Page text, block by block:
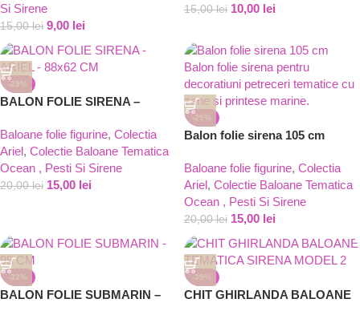
Si Sirene
15,00lei 9,00 lei
15,00lei 10,00 lei
-25%
BALON FOLIE SIRENA –
Baloane folie figurine, Colectia
Ariel, Colectie Baloane Tematica
Ocean , Pesti Si Sirene
20,00lei 15,00 lei
-25%
Balon folie sirena 105 cm
Baloane folie figurine, Colectia
Ariel, Colectie Baloane Tematica
Ocean , Pesti Si Sirene
20,00lei 15,00 lei
-32%
BALON FOLIE SUBMARIN –
-39%
CHIT GHIRLANDA BALOANE